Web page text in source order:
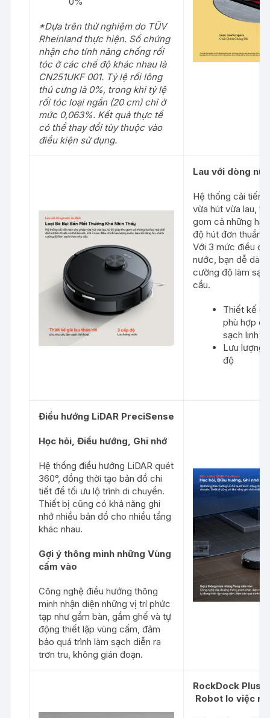
*Dựa trên thử nghiệm do TÜV
Rheinland thực hiện. Số chứng
nhận cho tính năng chống rối
tóc ở các chế độ khác nhau là
CN251UKF 001. Tỷ lệ rối lông
thú cưng là 0%, trong khi tỷ lệ
rối tóc loại ngắn (20 cm) chỉ ở
mức 0,063%. Kết quả thực tế
có thể thay đổi tùy thuộc vào
điều kiện sử dụng.
Lau với dòng
Hệ thống cải tiến
vừa hút vừa lau,
gom cả những
độ hút đơn thuần
Với 3 mức điều
nước, bạn dễ
cường độ làm
cầu.
Thiết kế
phù hợp
sạch linh
Lưu lượng
độ
Điều hướng LiDAR PreciSense
Học hỏi, Điều hướng, Ghi nhớ
Hệ thống điều hướng LiDAR quét
360°, đồng thời tạo bản đồ chi
tiết để tối ưu lộ trình di chuyển.
Thiết bị cũng có khả năng ghi
nhớ nhiều bản đồ cho nhiều tầng
khác nhau.
Gợi ý thông minh những Vùng
cấm vào
Công nghệ điều hướng thông
minh nhận diện những vị trí phức
tạp như gầm bàn, gầm ghế và tự
động thiết lập vùng cấm, đảm
bảo quá trình làm sạch diễn ra
trơn tru, không gián đoạn.
RockDock Plus
Robot lo việc